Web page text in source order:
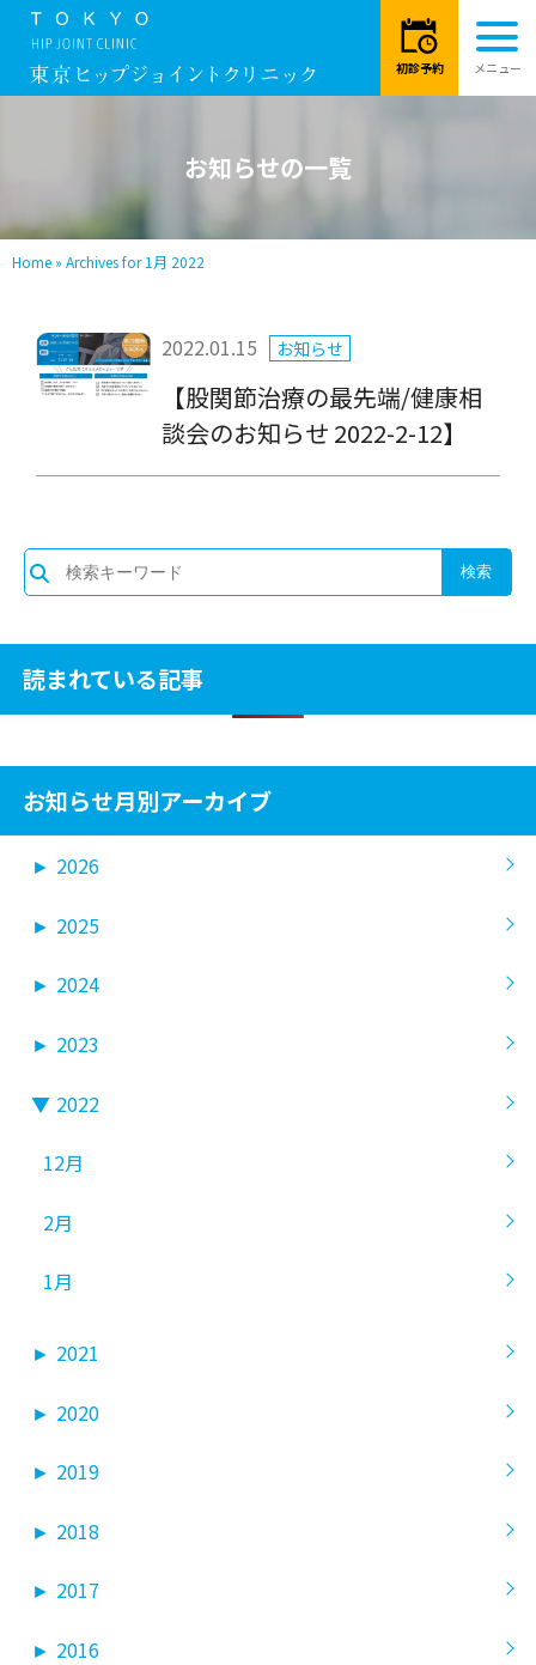
お知らせの一覧
Home» Archives for 1月 2022
2022.01.15 お知らせ
【股関節治療の最先端/健康相
談会のお知らせ 2022-2-12】
読まれている記事
お知らせ月別アーカイブ
► 2026
► 2025
► 2024
► 2023
▼ 2022
12月
2月
1月
► 2021
► 2020
► 2019
► 2018
► 2017
► 2016